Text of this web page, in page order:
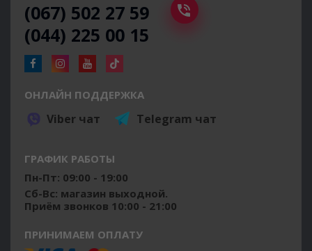
(067) 502 27 59
(044) 225 00 15
ОНЛАЙН ПОДДЕРЖКА
Viber чат Telegram чат
ГРАФИК РАБОТЫ
Пн-Пт: 09:00 - 19:00
Сб-Вс: магазин выходной.
Приём звонков 10:00 - 21:00
ПРИНИМАЕМ ОПЛАТУ